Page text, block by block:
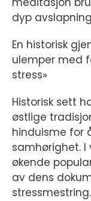
dyp
En historisk
ulemper med
stress»
Historisk sett
østlige
hinduisme for
samhørighet.
økende
av dens
stressmestring.